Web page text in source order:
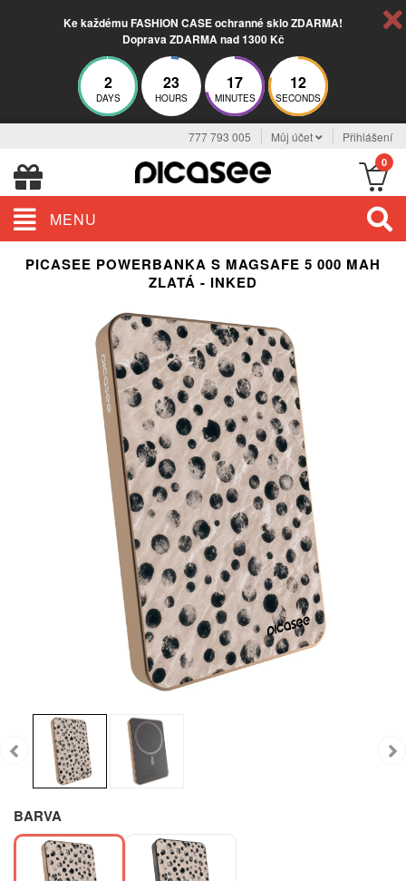
Ke každému FASHION CASE ochranné sklo ZDARMA!
Doprava ZDARMA nad 1300 Kč
2
DAYS
23
HOURS
17
MINUTES
11
SECONDS
777 793 005 Můj účet Přihlášení
0
MENU
PICASEE POWERBANKA S MAGSAFE 5 000 MAH
ZLATÁ - INKED
BARVA